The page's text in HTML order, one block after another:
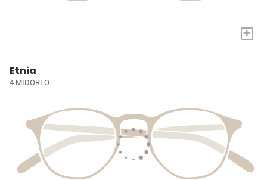
+
Etnia
4 MIDORI O